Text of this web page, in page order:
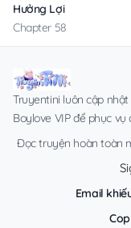
Hưởng Lợi
Chapter 58
Truyentini luôn cập
Boylove VIP để phục vụ
Đọc truyện hoàn toàn
Email